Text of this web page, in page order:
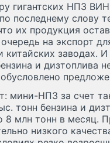
гигантских НПЗ
последнему слову
их продукция
на экспорт
китайских заводах.
и дизтоплива
мини-НПЗ за счет
тонн бензина и
8 млн тонн в месяц.
низкого